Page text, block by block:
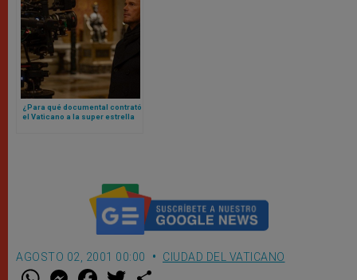
¿Para qué documental contrató
el Vaticano a la super estrella
AGOSTO 02, 2001 00:00 CIUDAD DEL VATICANO
W M F